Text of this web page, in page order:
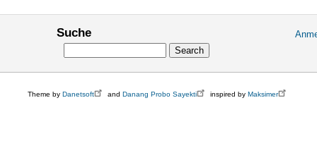
Suche
menu
Theme by Danetsoft and Danang Probo Sayekti inspired by Maksimer